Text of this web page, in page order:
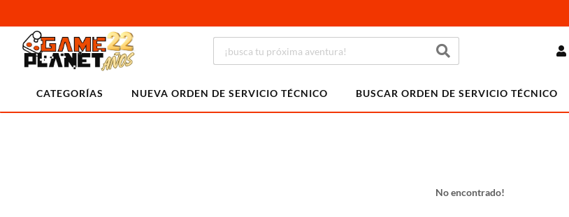
CATEGORÍAS NUEVA ORDEN DE SERVICIO TÉCNICO BUSCAR ORDEN DE SERVICIO TÉCNICO
No encontrado!